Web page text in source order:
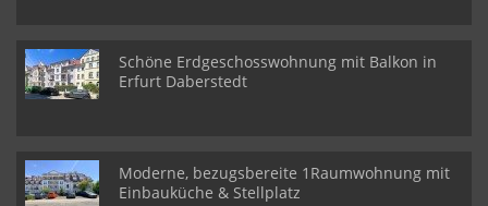
Schöne Erdgeschosswohnung mit Balkon in
Erfurt Daberstedt
Moderne, bezugsbereite 1Raumwohnung mit
Einbauküche & Stellplatz